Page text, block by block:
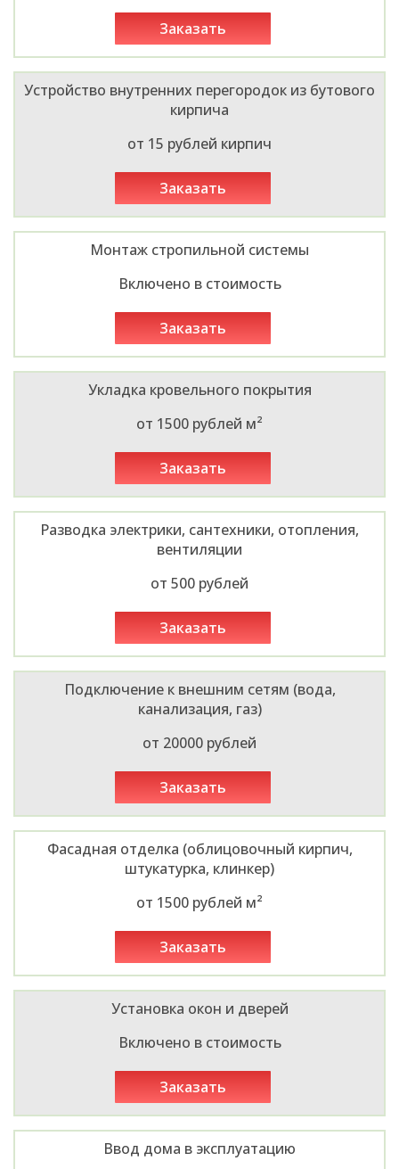
заказать
Устройство внутренних перегородок из бутового
кирпича
от 15 рублей кирпич
заказать
Монтаж стропильной системы
Включено в стоимость
заказать
Укладка кровельного покрытия
от 1500 рублей м²
заказать
Разводка электрики, сантехники, отопления,
вентиляции
от 500 рублей
заказать
Подключение к внешним сетям (вода,
канализация, газ)
от 20000 рублей
заказать
Фасадная отделка (облицовочный кирпич,
штукатурка, клинкер)
от 1500 рублей м²
заказать
Установка окон и дверей
Включено в стоимость
заказать
Ввод дома в эксплуатацию